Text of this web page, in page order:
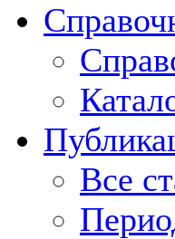
Все